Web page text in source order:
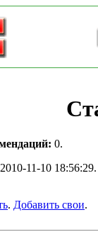
0.
2010-11-10 18:56:29.
. Добавить свои.